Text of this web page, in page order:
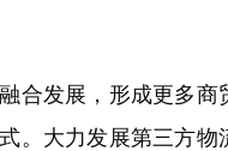
发展，形成更多商
。大力发展第三方物